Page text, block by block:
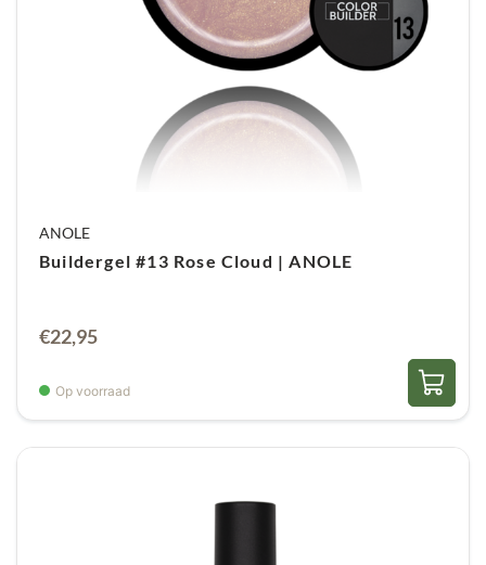
ANOLE
Buildergel #13 Rose Cloud | ANOLE
€22,95
Op voorraad